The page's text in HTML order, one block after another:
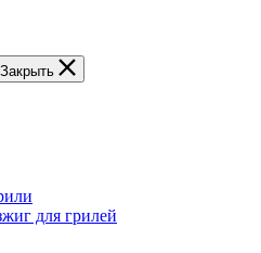
Закрыть
для грилей